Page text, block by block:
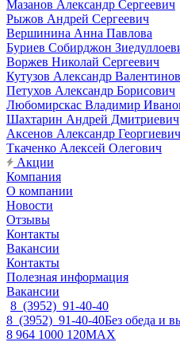
Мазанов Александр Сергеевич
Рыжов Андрей Сергеевич
Вершинина Анна Павлова
Буриев Собирджон
Воржев Николай Сергеевич
Кутузов Александр
Петухов Александр Борисович
Любомирскас Владимир
Шахтарин Андрей Дмитриевич
Аксенов Александр Георгиевич
Ткаченко Алексей Олегович
Акции
Компания
О компании
Новости
Отзывы
Контакты
Вакансии
Контакты
Полезная информация
Вакансии
8 (3952) 91-40-40
8 (3952) 91-40-40Без обеда и
8 964 1000 120MAX